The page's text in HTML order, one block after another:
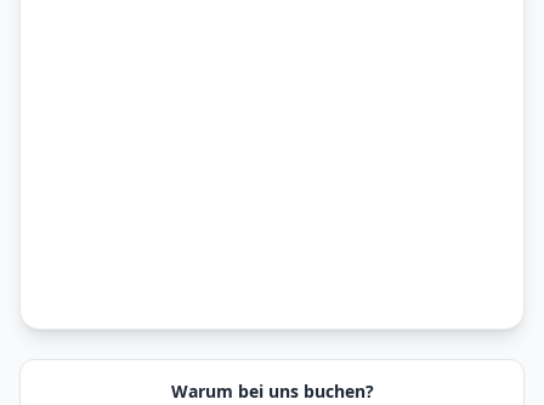
Warum bei uns buchen?